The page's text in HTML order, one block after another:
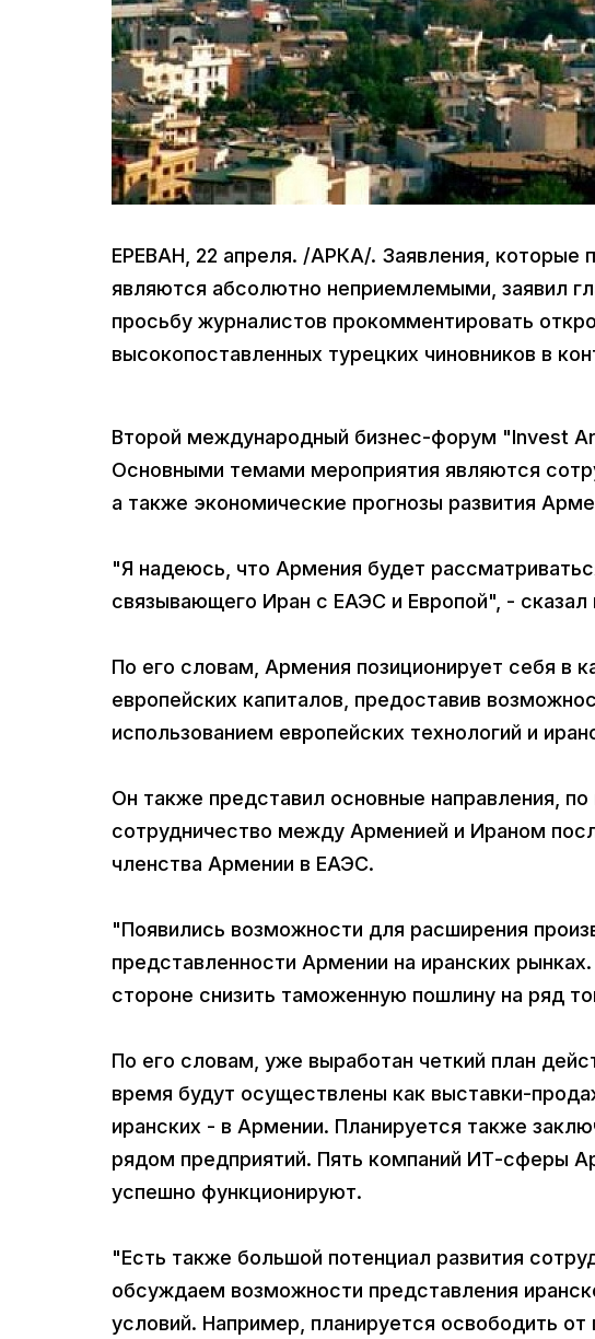
ЕРЕВАН, 22 апреля. /АРКА/. Заявления, которые
являются абсолютно неприемлемыми, заявил
просьбу журналистов прокомментировать
высокопоставленных турецких чиновников в
Второй международный бизнес-форум "Invest
Основными темами мероприятия являются
а также экономические прогнозы развития
"Я надеюсь, что Армения будет
связывающего Иран с ЕАЭС и Европой", - сказал
По его словам, Армения позиционирует себя в
европейских капиталов, предоставив
использованием европейских технологий и
Он также представил основные направления,
сотрудничество между Арменией и Ираном
членства Армении в ЕАЭС.
"Появились возможности для расширения
представленности Армении на иранских
стороне снизить таможенную пошлину на ряд
По его словам, уже выработан четкий план
время будут осуществлены как выставки-
иранских - в Армении. Планируется также
рядом предприятий. Пять компаний ИТ-сферы
успешно функционируют.
"Есть также большой потенциал развития
обсуждаем возможности представления
условий. Например, планируется освободить